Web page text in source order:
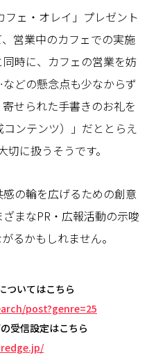
ェ・オレイ」プレゼント
営業中のカフェでの実施
時に、カフェの営業を妨
どの懸念点も少なからず
せられた手書きのお礼を
コンテンツ）」だととらえ
に扱うそうです。
の輪を広げるための創意
まなPR・広報活動の示唆
るかもしれません。
ついてはこちら
post?genre=25
受信設定はこちら